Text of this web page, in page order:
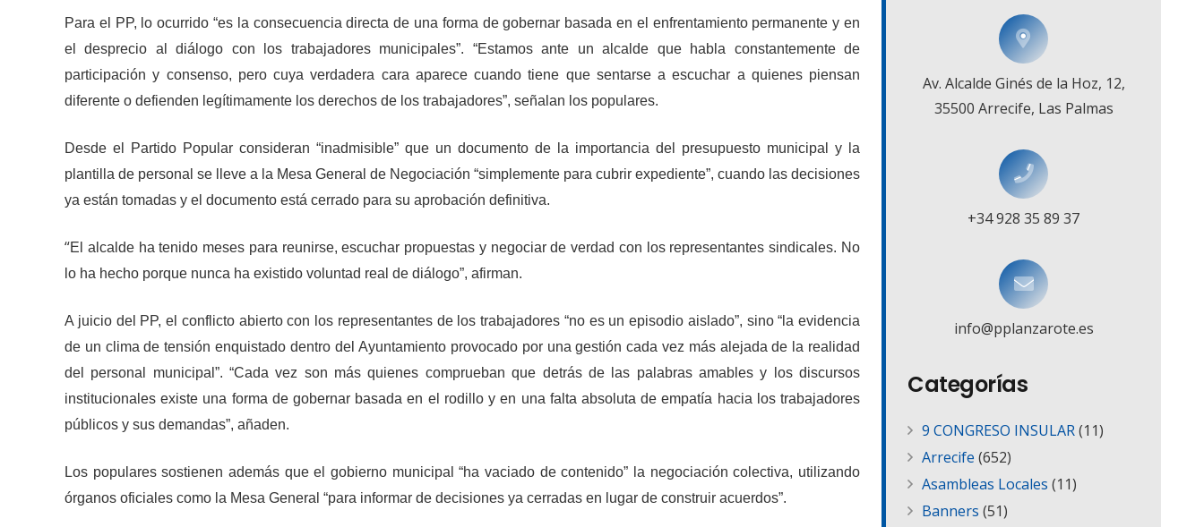
Para el PP, lo ocurrido “es la consecuencia directa de una forma de gobernar basada en el enfrentamiento permanente y en
el desprecio al diálogo con los trabajadores municipales”. “Estamos ante un alcalde que habla constantemente de
participación y consenso, pero cuya verdadera cara aparece cuando tiene que sentarse a escuchar a quienes piensan
diferente o defienden legítimamente los derechos de los trabajadores”, señalan los populares.
Desde el Partido Popular consideran “inadmisible” que un documento de la importancia del presupuesto municipal y la
plantilla de personal se lleve a la Mesa General de Negociación “simplemente para cubrir expediente”, cuando las decisiones
ya están tomadas y el documento está cerrado para su aprobación definitiva.
“El alcalde ha tenido meses para reunirse, escuchar propuestas y negociar de verdad con los representantes sindicales. No
lo ha hecho porque nunca ha existido voluntad real de diálogo”, afirman.
A juicio del PP, el conflicto abierto con los representantes de los trabajadores “no es un episodio aislado”, sino “la evidencia
de un clima de tensión enquistado dentro delAyuntamiento provocado por una gestión cada vez más alejada de la realidad
del personal municipal”. “Cada vez son más quienes comprueban que detrás de las palabras amables y los discursos
institucionales existe una forma de gobernar basada en el rodillo yen una falta absoluta de empatía hacia los trabajadores
públicos y sus demandas”, añaden.
Los populares sostienen además que el gobierno municipal “ha vaciado de contenido” la negociación colectiva, utilizando
órganos oficiales como la Mesa General “para informar de decisiones ya cerradas en lugar de construir acuerdos”.
Av. Alcalde Ginés de la Hoz, 12,
35500 Arrecife, Las Palmas
+34 928 35 89 37
info@pplanzarote.es
Categorías
9 CONGRESO INSULAR(11)
Arrecife (652)
Asambleas Locales (11)
Banners (51)